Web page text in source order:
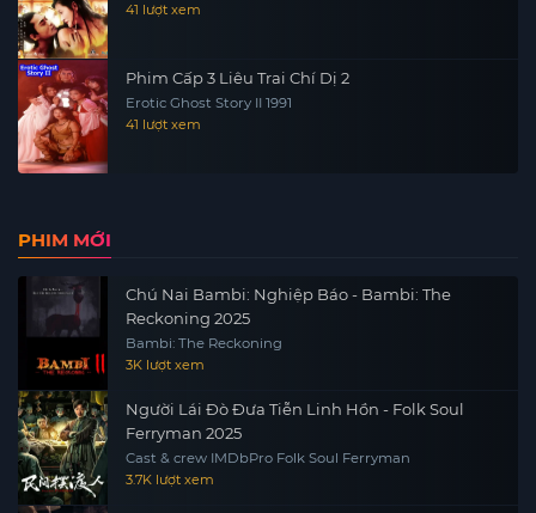
41 lượt xem
Phim Cấp 3 Liêu Trai Chí Dị 2
Erotic Ghost Story II 1991
41 lượt xem
PHIM MỚI
Chú Nai Bambi: Nghiệp Báo - Bambi: The
Reckoning 2025
Bambi: The Reckoning
3K lượt xem
Người Lái Đò Đưa Tiễn Linh Hồn - Folk Soul
Ferryman 2025
Cast & crew IMDbPro Folk Soul Ferryman
3.7K lượt xem